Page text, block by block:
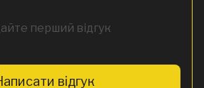
перший відгук
відгук